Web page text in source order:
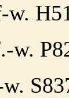
w.